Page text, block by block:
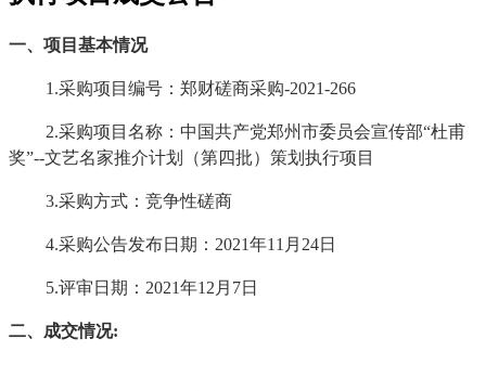
一、项目基本情况
1.采购项目编号：郑财磋商采购-2021-266
2.采购项目名称：中国共产党郑州市委员会宣传部“杜甫
奖”--文艺名家推介计划（第四批）策划执行项目
3.采购方式：竞争性磋商
4.采购公告发布日期：2021年11月24日
5.评审日期： 2021年12 月 7日
二、成交情况: